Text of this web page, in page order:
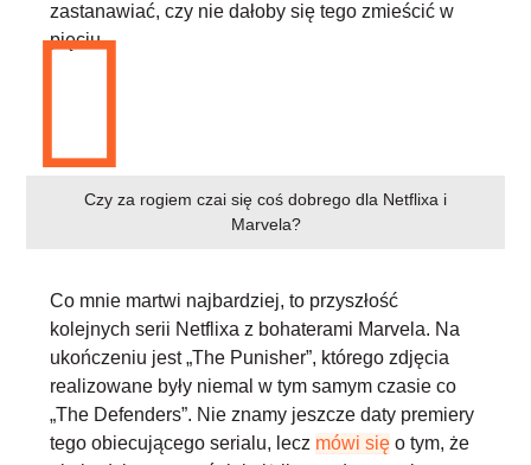
zastanawiać, czy nie dałoby się tego zmieścić w
pięciu.
Czy za rogiem czai się coś dobrego dla Netflixa i
Marvela?
Co mnie martwi najbardziej, to przyszłość
kolejnych serii Netflixa z bohaterami Marvela. Na
ukończeniu jest „The Punisher”, którego zdjęcia
realizowane były niemal w tym samym czasie co
„The Defenders”. Nie znamy jeszcze daty premiery
tego obiecującego serialu, lecz mówi się o tym, że